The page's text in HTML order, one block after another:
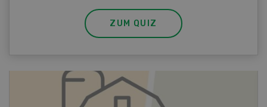
ZUM QUIZ